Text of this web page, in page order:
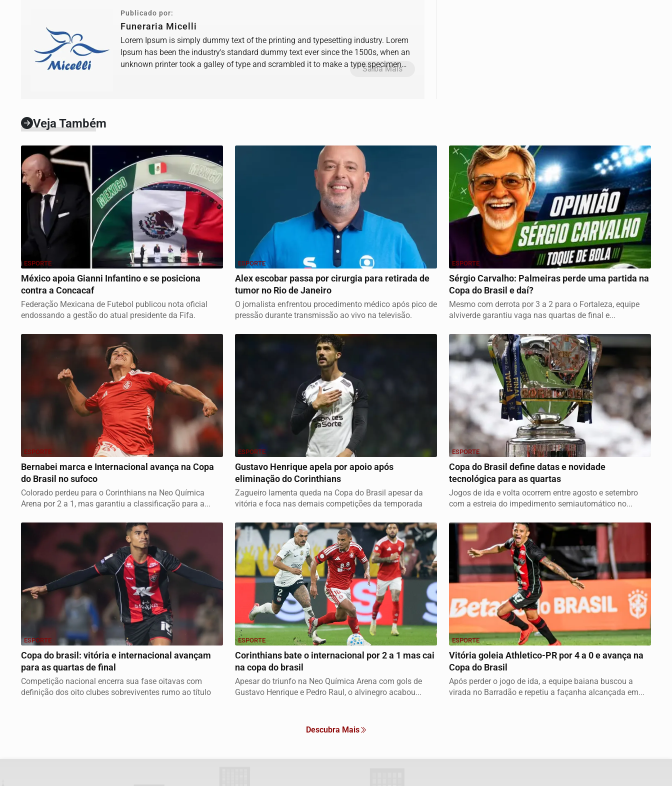
Publicado por:
Funeraria Micelli
Lorem Ipsum is simply dummy text of the printing and typesetting industry. Lorem
Ipsum has been the industry's standard dummy text ever since the 1500s, when an
unknown printer took a galley of type and scrambled it to make a type specimen
Saiba Mais
Veja Também
ESPORTE
México apoia Gianni Infantino e se posiciona
contra a Concacaf
Federação Mexicana de Futebol publicou nota oficial
endossando a gestão do atual presidente da Fifa.
ESPORTE
Alex escobar passa por cirurgia para retirada de
tumor no Rio de Janeiro
O jornalista enfrentou procedimento médico após pico de
pressão durante transmissão ao vivo na televisão.
ESPORTE
Sérgio Carvalho: Palmeiras perde uma partida na
Copa do Brasil e daí?
Mesmo com derrota por 3 a 2 para o Fortaleza, equipe
alviverde garantiu vaga nas quartas de final e...
ESPORTE
Bernabei marca e Internacional avança na Copa
do Brasil no sufoco
Colorado perdeu para o Corinthians na Neo Química
Arena por 2 a 1, mas garantiu a classificação para a...
ESPORTE
Gustavo Henrique apela por apoio após
eliminação do Corinthians
Zagueiro lamenta queda na Copa do Brasil apesar da
vitória e foca nas demais competições da temporada
ESPORTE
Copa do Brasil define datas e novidade
tecnológica para as quartas
Jogos de ida e volta ocorrem entre agosto e setembro
com a estreia do impedimento semiautomático no...
ESPORTE
Copa do brasil: vitória e internacional avançam
para as quartas de final
Competição nacional encerra sua fase oitavas com
definição dos oito clubes sobreviventes rumo ao título
ESPORTE
Corinthians bate o internacional por 2 a 1 mas cai
na copa do brasil
Apesar do triunfo na Neo Química Arena com gols de
Gustavo Henrique e Pedro Raul, o alvinegro acabou...
ESPORTE
Vitória goleia Athletico-PR por 4 a 0 e avança na
Copa do Brasil
Após perder o jogo de ida, a equipe baiana buscou a
virada no Barradão e repetiu a façanha alcançada em...
Descubra Mais